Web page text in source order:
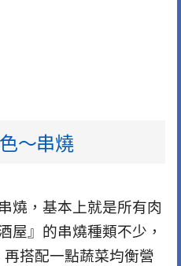
～串燒
燒，基本上就是所有肉
屋』的串燒種類不少，
搭配一點蔬菜均衡營